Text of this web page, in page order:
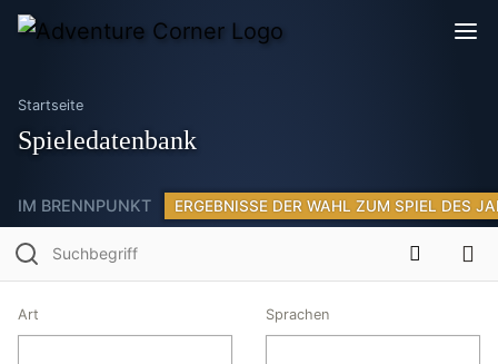
Startseite
Spieledatenbank
IM BRENNPUNKT ERGEBNISSE DER WAHL ZUM SPIEL DES
Art Sprachen